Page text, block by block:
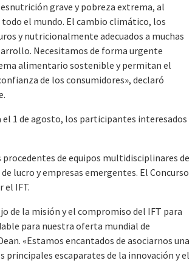
grave y pobreza extrema, al
todo el mundo. El cambio climático, los
y nutricionalmente adecuados a muchas
Necesitamos de forma urgente
alimentario sostenible y permitan el
de los consumidores», declaró
el 1 de agosto, los participantes interesados
procedentes de equipos multidisciplinares de
lucro y empresas emergentes. El Concurso
el IFT.
de la misión y el compromiso del IFT para
para nuestra oferta mundial de
«Estamos encantados de asociarnos una
principales escaparates de la innovación y el